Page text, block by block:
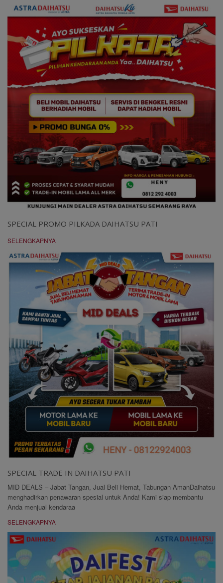
SPECIAL PROMO PILKADA DAIHATSU PATI
SELENGKAPNYA
SPECIAL TRADE IN DAIHATSU PATI
MID DEALS – Jabat Tangan, Jual Beli Hemat, Tabungan AmanDaihatsu
menghadirkan penawaran spesial untuk Anda! Kami siap membantu
Anda menjual kendaraa
SELENGKAPNYA